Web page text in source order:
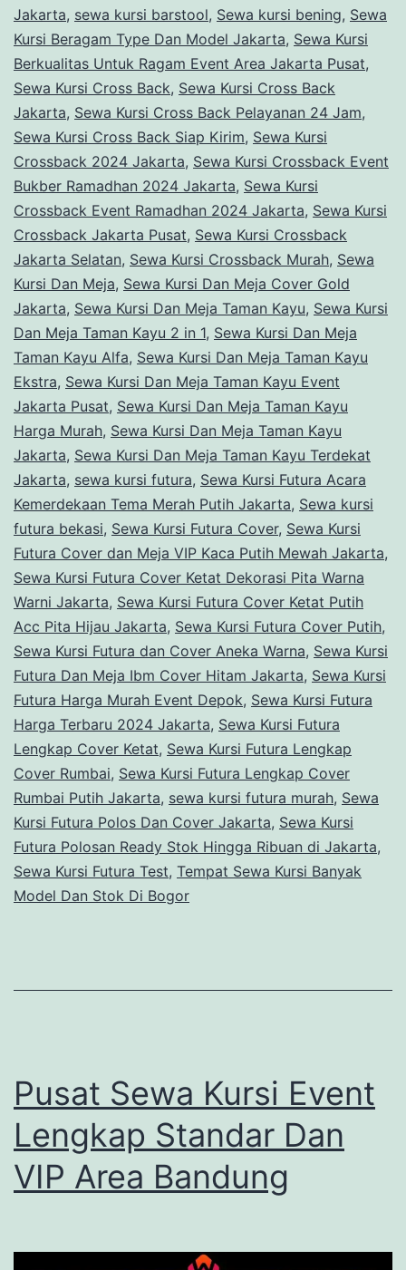
Jakarta, sewa kursi barstool, Sewa kursi bening, Sewa
Kursi Beragam Type Dan Model Jakarta, Sewa Kursi
Berkualitas Untuk Ragam Event Area Jakarta Pusat,
Sewa Kursi Cross Back, Sewa Kursi Cross Back
Jakarta, Sewa Kursi Cross Back Pelayanan 24 Jam,
Sewa Kursi Cross Back Siap Kirim, Sewa Kursi
Crossback 2024 Jakarta, Sewa Kursi Crossback Event
Bukber Ramadhan 2024 Jakarta, Sewa Kursi
Crossback Event Ramadhan 2024 Jakarta, Sewa Kursi
Crossback Jakarta Pusat, Sewa Kursi Crossback
Jakarta Selatan, Sewa Kursi Crossback Murah, Sewa
Kursi Dan Meja, Sewa Kursi Dan Meja Cover Gold
Jakarta, Sewa Kursi Dan Meja Taman Kayu, Sewa Kursi
Dan Meja Taman Kayu 2 in 1, Sewa Kursi Dan Meja
Taman Kayu Alfa, Sewa Kursi Dan Meja Taman Kayu
Ekstra, Sewa Kursi Dan Meja Taman Kayu Event
Jakarta Pusat, Sewa Kursi Dan Meja Taman Kayu
Harga Murah, Sewa Kursi Dan Meja Taman Kayu
Jakarta, Sewa Kursi Dan Meja Taman Kayu Terdekat
Jakarta, sewa kursi futura, Sewa Kursi Futura Acara
Kemerdekaan Tema Merah Putih Jakarta, Sewa kursi
futura bekasi, Sewa Kursi Futura Cover, Sewa Kursi
Futura Cover dan Meja VIP Kaca Putih Mewah Jakarta,
Sewa Kursi Futura Cover Ketat Dekorasi Pita Warna
Warni Jakarta, Sewa Kursi Futura Cover Ketat Putih
Acc Pita Hijau Jakarta, Sewa Kursi Futura Cover Putih,
Sewa Kursi Futura dan Cover Aneka Warna, Sewa Kursi
Futura Dan Meja Ibm Cover Hitam Jakarta, Sewa Kursi
Futura Harga Murah Event Depok, Sewa Kursi Futura
Harga Terbaru 2024 Jakarta, Sewa Kursi Futura
Lengkap Cover Ketat, Sewa Kursi Futura Lengkap
Cover Rumbai, Sewa Kursi Futura Lengkap Cover
Rumbai Putih Jakarta, sewa kursi futura murah, Sewa
Kursi Futura Polos Dan Cover Jakarta, Sewa Kursi
Futura Polosan Ready Stok Hingga Ribuan di Jakarta,
Sewa Kursi Futura Test, Tempat Sewa Kursi Banyak
Model Dan Stok Di Bogor
Pusat Sewa Kursi Event
Lengkap Standar Dan
VIP Area Bandung